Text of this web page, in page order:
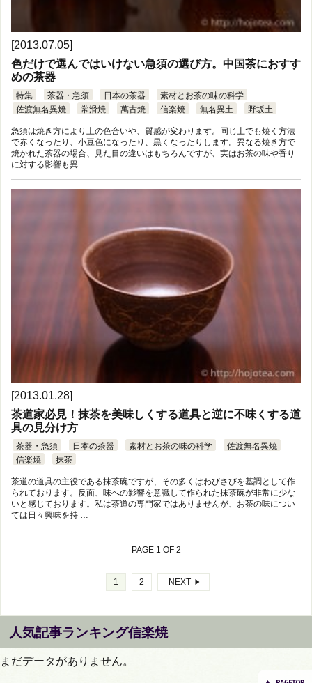
[2013.07.05]
色だけで選んではいけない急須の選び方。中国茶におすす
めの茶器
特集 茶器・急須 日本の茶器
素材とお茶の味の科学
佐渡無名異焼
常滑焼 萬古焼 信楽焼 無名異土 野坂土
急須は焼き方により土の色合いや、質感が変わります。同じ土でも焼く方法
で赤くなったり、小豆色になったり、黒くなったりします。異なる焼き方で
焼かれた茶器の場合、見た目の違いはもちろんですが、実はお茶の味や香り
に対する影響も異 …
[2013.01.28]
茶道家必見！抹茶を美味しくする道具と逆に不味くする道
具の見分け方
茶器・急須 日本の茶器 素材とお茶の味の科学
佐渡無名異焼
信楽焼
抹茶
茶道の道具の主役である抹茶碗ですが、その多くはわびさびを基調として作
られております。反面、味への影響を意識して作られた抹茶碗が非常に少な
いと感じております。私は茶道の専門家ではありませんが、お茶の味につい
ては日々興味を持 …
PAGE 1 OF 2
1 2 NEXT
人気記事ランキング信楽焼
まだデータがありません。